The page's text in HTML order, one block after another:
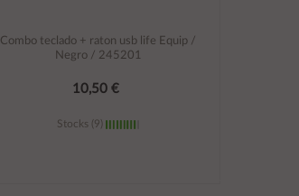
Combo teclado + raton usb life Equip /
Negro / 245201
10,50 €
Stocks (9)